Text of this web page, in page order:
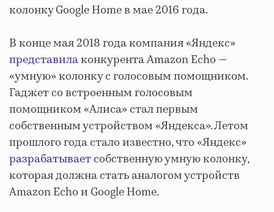
колонку Google Home в мае 2016 года.
В конце мая 2018 года компания «Яндекс»
представилаконкурента Amazon Echo —
«умную» колонку с голосовым помощником.
Гаджет со встроенным голосовым
помощником «Алиса» стал первым
собственным устройством «Яндекса». Летом
прошлого года стало известно, что «Яндекс»
разрабатываетсобственную умную колонку,
которая должна стать аналогом устройств
Amazon Echo и Google Home.